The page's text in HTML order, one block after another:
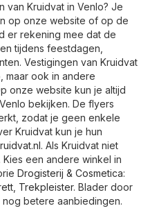
van Kruidvat in Venlo? Je
op onze website of op de
er rekening mee dat de
tijdens feestdagen,
Vestigingen van Kruidvat
maar ook in andere
onze website kun je altijd
bekijken. De flyers
zodat je geen enkele
Kruidvat kun je hun
. Als Kruidvat niet
een andere winkel in
Drogisterij & Cosmetica:
Trekpleister. Blader door
betere aanbiedingen.